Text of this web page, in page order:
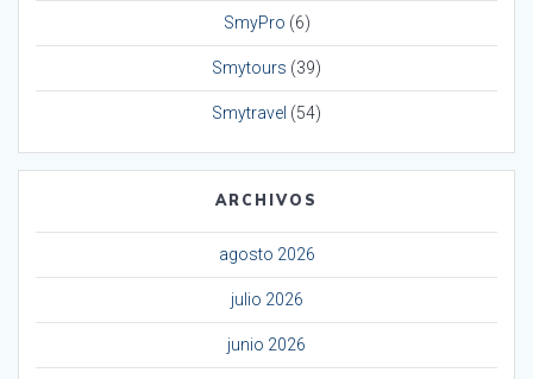
SmyPro (6)
Smytours (39)
Smytravel (54)
ARCHIVOS
agosto 2026
julio 2026
junio 2026